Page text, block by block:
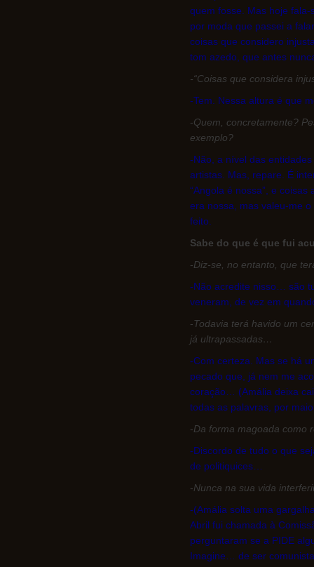
quem fosse. Mas hoje
por moda que passei a
coisas que considero
tom azedo, que antes
-“Coisas que considera
-Tem. Nessa altura é que
-Quem, concretamente?
exemplo?
-Não , a nível das
artistas. Mas, repare. É
“Angola é nossa”, e
era nossa, mas valeu-me
feito.
Sabe do que é que fui
-Diz-se, no entanto, que
-Não acredite nisso… são
veneram, de vez em
-Todavia terá havido um
já ultrapassadas…
-Com certeza. Mas se há
pecado que, já nem me
coração… (Amália deixa
todas as palavras, por
-Da forma magoada como
-Discordo de tudo o que
de politiquices…
-Nunca na sua vida
-(Amália solta uma
Abril fui chamada à
perguntaram se a PIDE
Imagine… de ser